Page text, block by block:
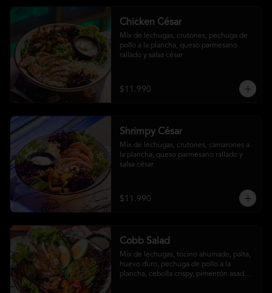
Chicken César
Mix de lechugas, crutones, pechuga de
pollo a la plancha, queso parmesano
rallado y salsa césar
$11.990
Shrimpy César
Mix de lechugas, crutones, camarones a
la plancha, queso parmesano rallado y
salsa césar
$11.990
Cobb Salad
Mix de lechugas, tocino ahumado, palta,
huevo duro, pechuga de pollo a la
plancha, cebolla crispy, pimentón asado,